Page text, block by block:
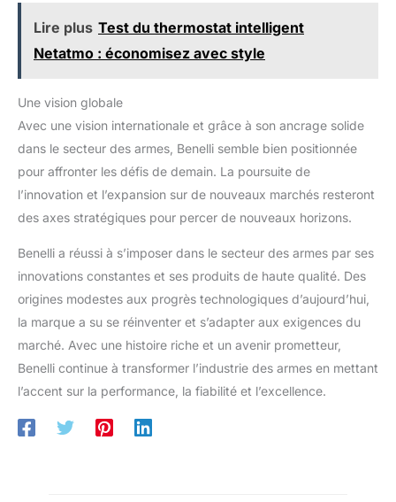
Lire plus Test du thermostat intelligent
Netatmo : économisez avec style
Une vision globale
Avec une vision internationale et grâce à son ancrage solide
dans le secteur des armes, Benelli semble bien positionnée
pour affronter les défis de demain. La poursuite de
l’innovation et l’expansion sur de nouveaux marchés resteront
des axes stratégiques pour percer de nouveaux horizons.
Benelli a réussi à s’imposer dans le secteur des armes par ses
innovations constantes et ses produits de haute qualité. Des
origines modestes aux progrès technologiques d’aujourd’hui,
la marque a su se réinventer et s’adapter aux exigences du
marché. Avec une histoire riche et un avenir prometteur,
Benelli continue à transformer l’industrie des armes en mettant
l’accent sur la performance, la fiabilité et l’excellence.